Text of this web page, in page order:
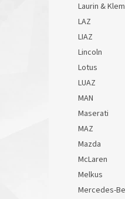
Laurin &
LAZ
LIAZ
Lincoln
Lotus
LUAZ
MAN
Maserati
MAZ
Mazda
McLaren
Melkus
Mercedes-